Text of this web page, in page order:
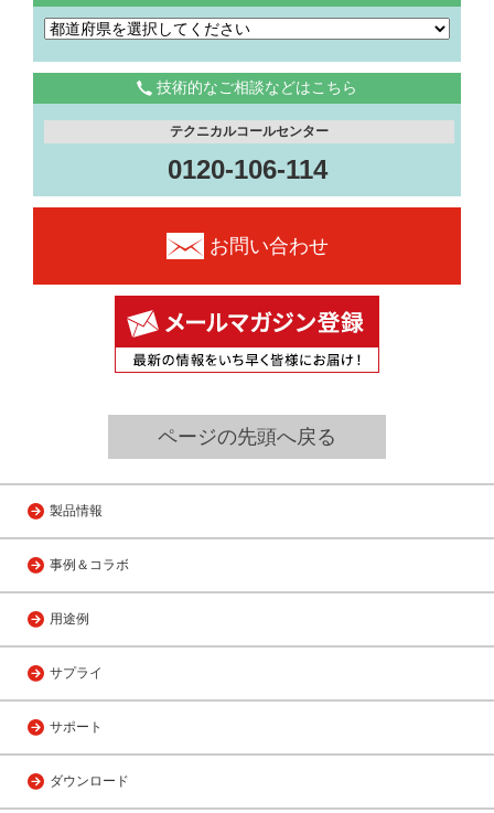
技術的なご相談などはこちら
テクニカルコールセンター
0120-106-114
お問い合わせ
ページの先頭へ戻る
製品情報
事例＆コラボ
用途例
サプライ
サポート
ダウンロード